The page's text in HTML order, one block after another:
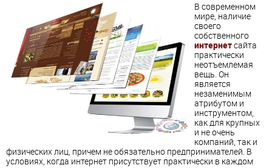
В современном
мире, наличие
своего
собственного
интернетсайта
практически
неотъемлемая
вещь. Он
является
незаменимым
атрибутом и
инструментом,
как для крупных
и не очень
компаний, так и
физических лиц, причем не обязательно предпринимателей. В
условиях, когда интернет присутствует практически в каждом